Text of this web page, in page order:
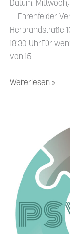
Datum:
— Ehren­felder
Herbrand­straße
18:30 UhrFür
von 15
Weiterlesen »
Community-